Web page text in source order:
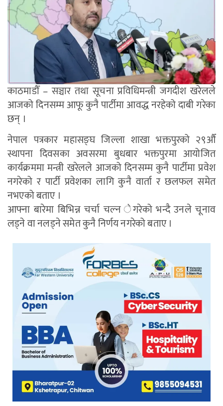
काठमाडौँ – सञ्चार तथा सूचना प्रविधिमन्त्री जगदीश खरेलले
आजको दिनसम्म आफू कुनै पार्टीमा आवद्ध नरहेको दाबी गरेका
छन् ।
नेपाल पत्रकार महासङ्घ जिल्ला शाखा भक्तपुरको २९औँ
स्थापना दिवसका अवसरमा बुधबार भक्तपुरमा आयोजित
कार्यक्रममा मन्त्री खरेलले आजको दिनसम्म कुनै पार्टीमा प्रवेश
नगरेको र पार्टी प्रवेशका लागि कुनै वार्ता र छलफल समेत
नभएको बताए ।
आफ्ना बारेमा बिभिन्न चर्चा चल्न ेगरेको भन्दै उनले चूनाव
लड्ने वा नलड्ने समेत कुनै निर्णय नगरेको बताए ।